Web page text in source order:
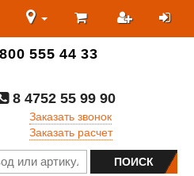
555 44 33
8 4752 55 99 90
Заказать звонок
Заказать расчет